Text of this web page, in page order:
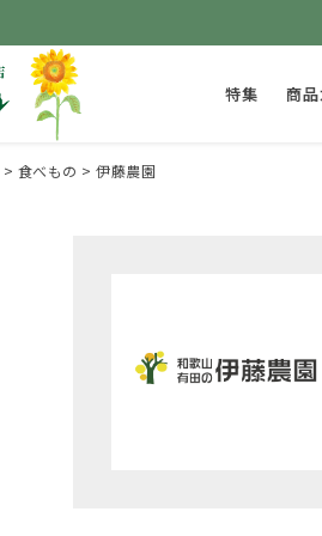
特集 商
食べもの 伊藤農園